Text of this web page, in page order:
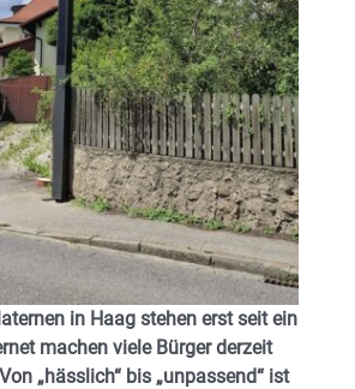
in Haag stehen erst seit ein
machen viele Bürger derzeit
„hässlich“ bis „unpassend“ ist